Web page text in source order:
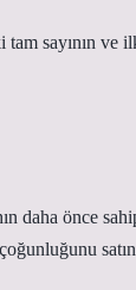
sayının ve
daha önce
satın